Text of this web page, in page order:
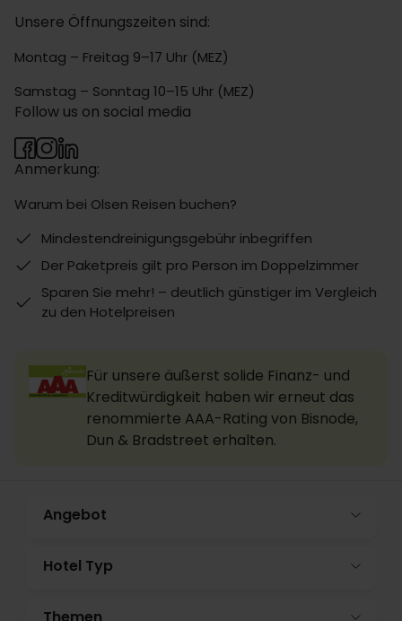
Unsere Öffnungszeiten sind:
Montag – Freitag 9–17 Uhr (MEZ)
Samstag – Sonntag 10–15 Uhr (MEZ)
Anmerkung:
Warum bei Olsen Reisen buchen?
Mindestendreinigungsgebühr inbegriffen
Der Paketpreis gilt pro Person im Doppelzimmer
Sparen Sie mehr! – deutlich günstiger im Vergleich
zu den Hotelpreisen
Follow us on social media
Für unsere äußerst solide Finanz- und
Kreditwürdigkeit haben wir erneut das
renommierte AAA-Rating von Bisnode,
Dun & Bradstreet erhalten.
Angebot
Hotel Typ